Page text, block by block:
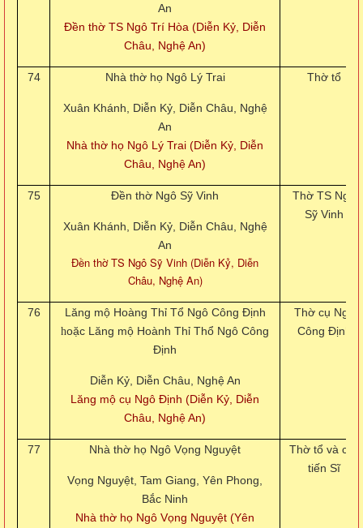
An
Đền thờ TS Ngô Trí Hòa (Diễn Kỷ, Diễn
Châu, Nghệ An)
74 Nhà thờ họ Ngô Lý Trai
Xuân Khánh, Diễn Kỷ, Diễn Châu, Nghệ
An
Nhà thờ họ Ngô Lý Trai (Diễn Kỷ, Diễn
Châu, Nghệ An)
Thờ tổ
75 Đền thờ Ngô Sỹ Vinh
Xuân Khánh, Diễn Kỷ, Diễn Châu, Nghệ
An
Đền thờ TS Ngô Sỹ Vinh (Diễn Kỷ, Diễn
Châu, Nghệ An)
Thờ TS Ngô
Sỹ Vinh
76 Lăng mộ Hoàng Thỉ Tổ Ngô Công Định
hoặc Lăng mộ Hoành Thỉ Thổ Ngô Công
Định
Diễn Kỷ, Diễn Châu, Nghệ An
Lăng mộ cụ Ngô Định (Diễn Kỷ, Diễn
Châu, Nghệ An)
Thờ cụ Ngô
Công Định
77 Nhà thờ họ Ngô Vọng Nguyệt
Vọng Nguyệt, Tam Giang, Yên Phong,
Bắc Ninh
Nhà thờ họ Ngô Vọng Nguyệt (Yên
Thờ tổ và các
tiến Sĩ